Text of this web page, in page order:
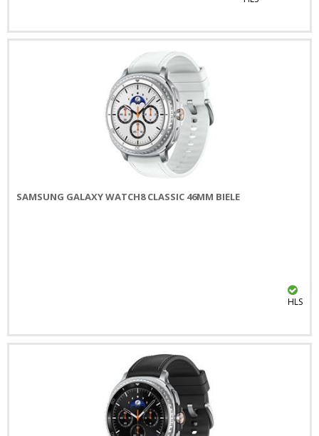
SAMSUNG GALAXY WATCH8 CLASSIC 46MM BIELE
HLS